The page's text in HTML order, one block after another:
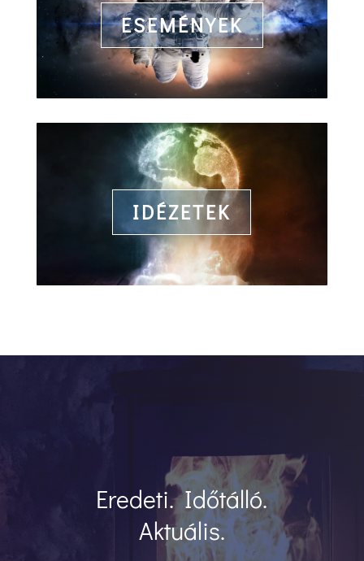
ESEMÉNYEK
ESEMÉNYEK
IDÉZETEK
Idézetek híres emberektől, tudosóktól, irodalomból,
Bibliából
IDÉZETEK
Eredeti. Időtálló.
Aktuális.